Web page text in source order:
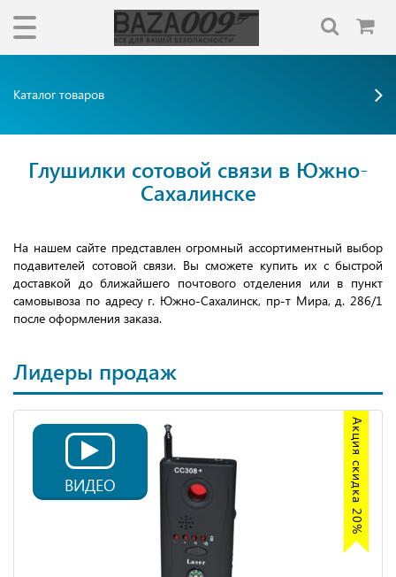
Каталог товаров
Глушилки сотовой связи в Южно-
Сахалинске
На нашем сайте представлен огромный ассортиментный выбор
подавителей сотовой связи. Вы сможете купить их с быстрой
доставкой до ближайшего почтового отделения или в пункт
самовывоза по адресу г. Южно-Сахалинск, пр-т Мира, д. 286/1
после оформления заказа.
Лидеры продаж
Акция скидка 20%
ВИДЕО